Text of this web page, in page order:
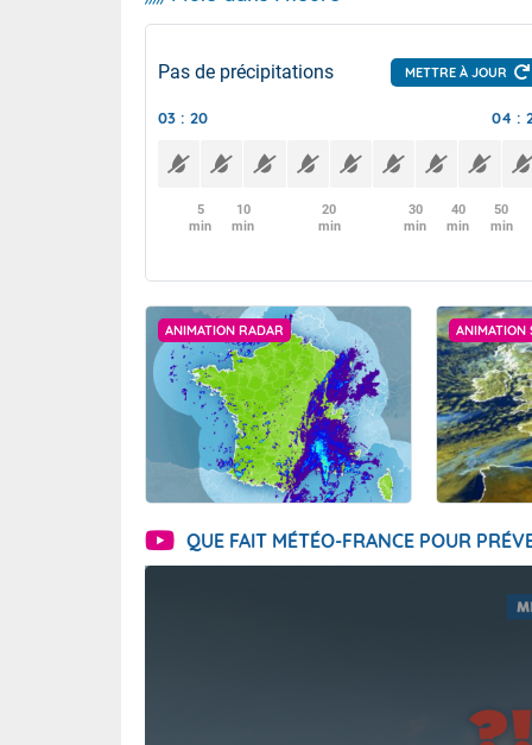
Pas de précipitations METTRE À JOUR
03 : 20 04 :
5
min
10
min
20
min
30
min
40
min
50
min
ANIMATION RADAR ANIMATION
QUE FAIT MÉTÉO-FRANCE POUR